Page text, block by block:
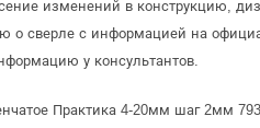
изменений в конструкцию,
о сверле с информацией на
у консультантов.
Практика 4-20мм шаг 2мм